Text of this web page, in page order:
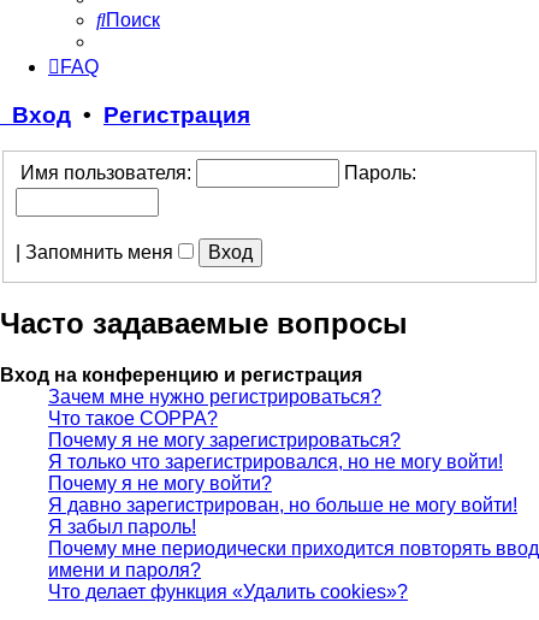
Поиск
FAQ
Вход • Регистрация
Имя пользователя: Пароль:
Запомнить меня
Часто задаваемые вопросы
Вход на конференцию и регистрация
Зачем мне нужно регистрироваться?
Что такое COPPA?
Почему я не могу зарегистрироваться?
Я только что зарегистрировался, но не могу войти!
Почему я не могу войти?
Я давно зарегистрирован, но больше не могу войти!
Я забыл пароль!
Почему мне периодически приходится повторять ввод
имени и пароля?
Что делает функция «Удалить cookies»?